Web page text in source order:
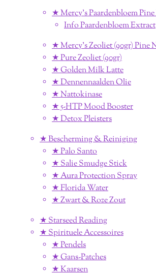
★ Mercy's Paardenbloem Pine
Info Paardenbloem Extract
★ Mercy's Zeoliet (90gr) Pine
★ Pure Zeoliet (90gr)
★ Golden Milk Latte
★ Dennennaalden Olie
★ Nattokinase
★ 5-HTP Mood Booster
★ Detox Pleisters
★ Bescherming & Reiniging
★ Palo Santo
★ Salie Smudge Stick
★ Aura Protection Spray
★ Florida Water
★ Zwart & Roze Zout
★ Starseed Reading
★ Spirituele Accessoires
★ Pendels
★ Gans-Patches
★ Kaarsen